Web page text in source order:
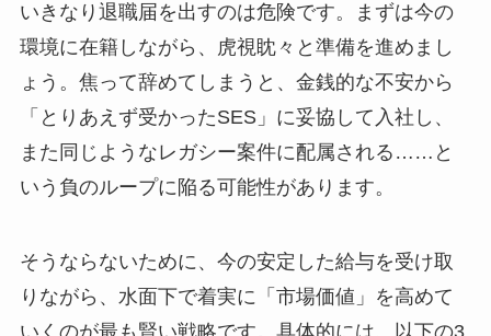
いきなり退職届を出すのは危険です。まずは今の
環境に在籍しながら、虎視眈々と準備を進めまし
ょう。焦って辞めてしまうと、金銭的な不安から
「とりあえず受かったSES」に妥協して入社し、
また同じようなレガシー案件に配属される……と
いう負のループに陥る可能性があります。
そうならないために、今の安定した給与を受け取
りながら、水面下で着実に「市場価値」を高めて